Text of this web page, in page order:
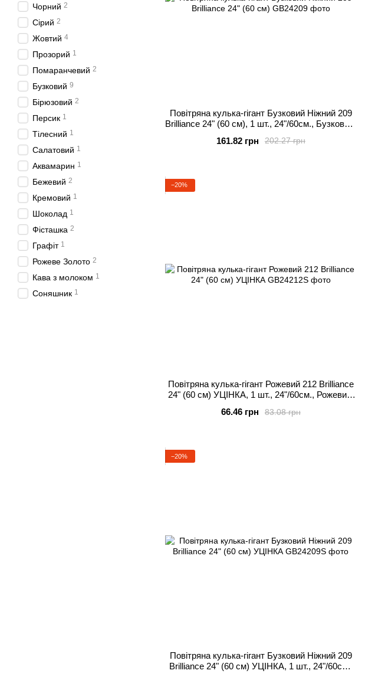
Повітряна кулька-гігант Бузковий Ніжний 209
Brilliance 24" (60 см), 1 шт., 24"/60см., Бузковий,
202.27 грн
161.82 грн
−20%
Повітряна кулька-гігант Рожевий 212 Brilliance
24" (60 см) УЦІНКА, 1 шт., 24"/60см., Рожевий,
83.08 грн
66.46 грн
−20%
Повітряна кулька-гігант Бузковий Ніжний 209
Brilliance 24" (60 см) УЦІНКА, 1 шт., 24"/60см.,
Чорний 2
Сірий 2
Жовтий 4
Прозорий 1
Помаранчевий 2
Бузковий 9
Бірюзовий 2
Персик 1
Тілесний 1
Салатовий 1
Аквамарин 1
Бежевий 2
Кремовий 1
Шоколад 1
Фісташка 2
Графіт 1
Рожеве Золото 2
Кава з молоком 1
Соняшник 1